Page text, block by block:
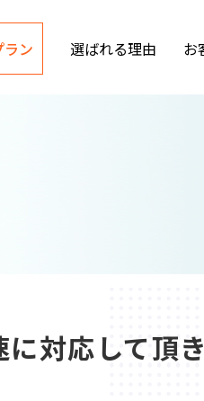
ン 選ばれる理由 お
対応して頂